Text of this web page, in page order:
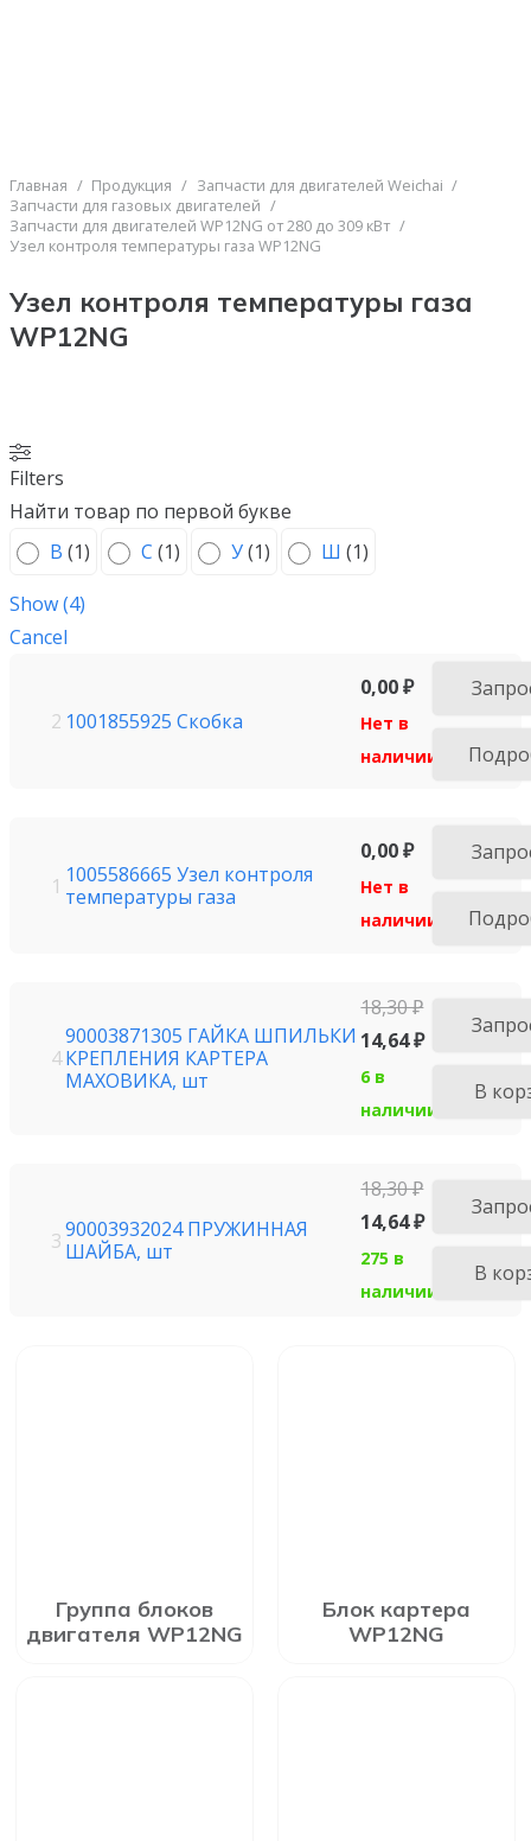
Главная / Продукция / Запчасти для двигателей Weichai /
Запчасти для газовых двигателей /
Запчасти для двигателей WP12NG от 280 до 309 кВт /
Узел контроля температуры газа WP12NG
Группа блоков
двигателя WP12NG
Блок картера
WP12NG
Узел контроля температуры газа
WP12NG
Filters
Найти товар по первой букве
В (1) С (1) У(1) Ш (1)
Show(4)
Cancel
2 1001855925 Скобка
0,00₽
Нет в
наличии
1 1005586665 Узел контроля
температуры газа
0,00₽
Нет в
наличии
4
90003871305 ГАЙКА ШПИЛЬКИ
КРЕПЛЕНИЯ КАРТЕРА
МАХОВИКА, шт
18,30₽
14,64₽
6 в
наличии
В
390003932024 ПРУЖИННАЯ
ШАЙБА, шт
18,30₽
14,64₽
275 в
наличии
В